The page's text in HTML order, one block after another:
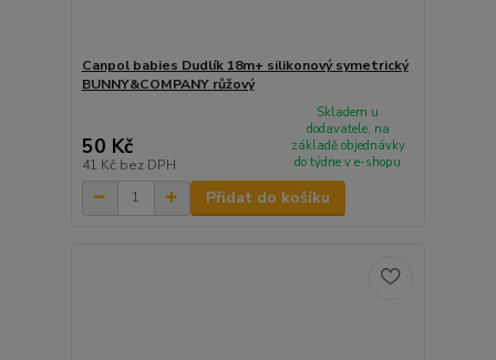
Canpol babies Dudlík 18m+ silikonový symetrický
BUNNY&COMPANY růžový
50 Kč
41 Kč bez DPH
Skladem u
dodavatele, na
základě objednávky
do týdne v e-shopu
Přidat do košíku